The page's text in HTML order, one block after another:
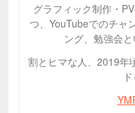
グラフィック制作・
つ、YouTubeでのチャ
ング、勉強会と
割とヒマな人、2019年